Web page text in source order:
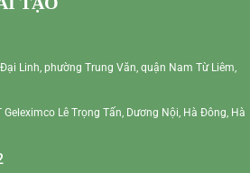
Linh, phường Trung Văn, quận Nam Từ Liêm,
Lê Trọng Tấn, Dương Nội, Hà Đông, Hà